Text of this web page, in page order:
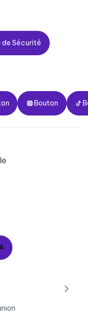
de Sécurité
Bouton
Bouton